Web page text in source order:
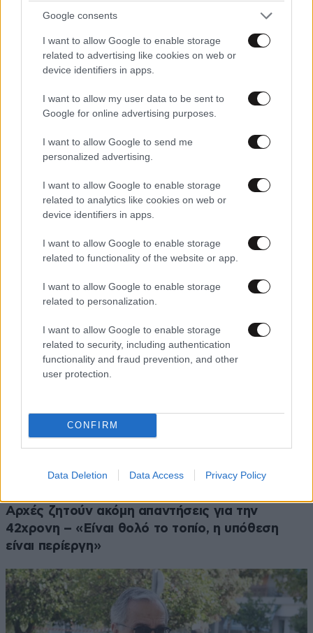
Google consents
I want to allow Google to enable storage
related to advertising like cookies on web or
device identifiers in apps.
I want to allow my user data to be sent to
Google for online advertising purposes.
I want to allow Google to send me
personalized advertising.
I want to allow Google to enable storage
related to analytics like cookies on web or
device identifiers in apps.
I want to allow Google to enable storage
related to functionality of the website or app.
I want to allow Google to enable storage
related to personalization.
I want to allow Google to enable storage
related to security, including authentication
functionality and fraud prevention, and other
user protection.
CONFIRM
Data Deletion Data Access Privacy Policy
ΕΛΛΑΔΑ07·08·2026 08:50
Ζευγάρι από τις ΗΠΑ που «υιοθέτησε» τον
Αφγανό κατηγορούμενο για τη δολοφονία της
Ελίζαμπεθ Ρος: «Είμαστε συντετριμμένοι – Δεν
έδειξε ποτέ ότι ήταν ικανός για κάτι τέτοιο»
ΚΟΙΝΩΝΙΑ07·08·2026 11:25
Αρχές ζητούν ακόμη απαντήσεις για την
42χρονη – «Είναι θολό το τοπίο, η υπόθεση
είναι περίεργη»